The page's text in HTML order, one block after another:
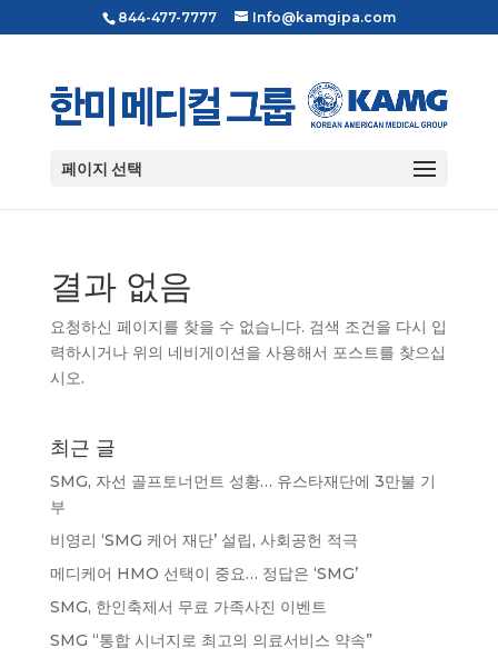
844-477-7777 Info@kamgipa.com
페이지 선택
결과 없음
요청하신 페이지를 찾을 수 없습니다. 검색 조건을 다시 입
력하시거나 위의 네비게이션을 사용해서 포스트를 찾으십
시오.
최근 글
SMG, 자선 골프토너먼트 성황… 유스타재단에 3만불 기
부
비영리 ‘SMG 케어 재단’ 설립, 사회공헌 적극
메디케어 HMO 선택이 중요… 정답은 ‘SMG’
SMG, 한인축제서 무료 가족사진 이벤트
SMG “통합 시너지로 최고의 의료서비스 약속”